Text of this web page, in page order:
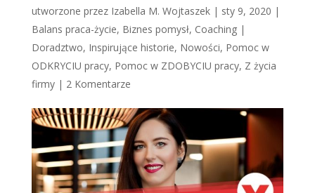
utworzone przez Izabella M. Wojtaszek| sty 9, 2020 |
Balans praca-życie, Biznes pomysł, Coaching |
Doradztwo, Inspirujące historie, Nowości, Pomoc w
ODKRYCIU pracy, Pomoc w ZDOBYCIU pracy, Z życia
firmy| 2 Komentarze